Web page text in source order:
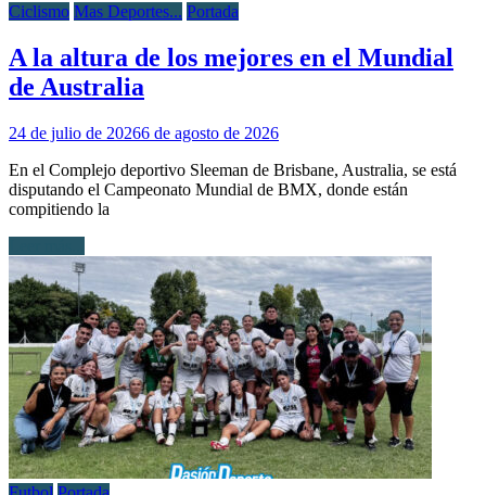
Ciclismo Mas Deportes... Portada
A la altura de los mejores en el Mundial
de Australia
24 de julio de 20266 de agosto de 2026
En el Complejo deportivo Sleeman de Brisbane, Australia, se está
disputando el Campeonato Mundial de BMX, donde están
compitiendo la